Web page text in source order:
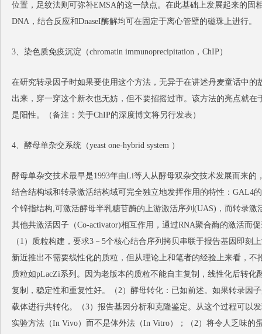
位置，足纹法则可弥补EMSA的这一缺点。在此基础上发展起来的固
DNA，结合反应和DnaseI酶解均可在固定于离心管壁的磁珠上进行。
3、染色质免疫沉淀（chromatin immunoprecipitation，ChIP）
在研究转录因子时如果要使用这个方法，无异于在讲述丹麦童话中
出来，穿一穿这个新衣也无妨，但不要招摇过市。该方法的亮点就
是阳性。（备注：关于ChIP的深度博文将另行发表）
4、酵母单杂交系统（yeast one-hybrid system ）
酵母单杂交技术最早是1993年由Li等人从酵母双杂交技术发展而来的
结合结构域和转录激活结构域可完全独立地发挥作用的特性：GAL4
个锌指结构,可激活酵母半乳糖苷酶的上游激活序列(UAS)，而转录
其他共激活因子（Co-activator)相互作用，通过RNA聚合酶的激活而
（1）质粒构建，要求3－5个核心结合序列拷贝串联于报告基因即刻
新近推出不需要线性化的质粒，但从理论上和笔者的经验上来看，
质粒如pLacZi系列。因为老版本的质粒不能自主复制，线性化后转
复制，稳定性和重复性好。（2）酵母转化：已如前述。如果转录因
载体进行共转化。（3）报告基因分析和克隆鉴定。从这个过程可以
实验方法（In Vivo）而不是体外法（In Vitro）；（2）将令人乏味的